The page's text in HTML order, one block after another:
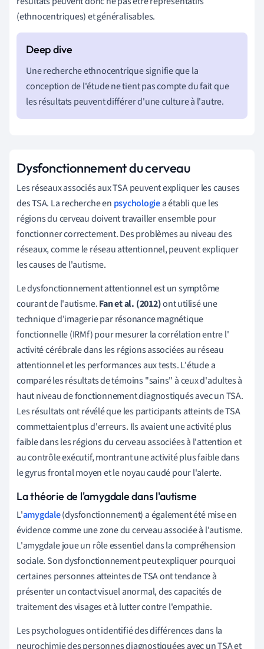
(ethnocentriques) et généralisables.
Une recherche ethnocentrique signifie que la
conception de l'étude ne tient pas compte du fait que
les résultats peuvent différer d'une culture à l'autre.
Dysfonctionnement du cerveau
Les réseaux associés aux TSA peuvent expliquer les causes
des TSA. La recherche en psychologiea établi que les
régions du cerveau doivent travailler ensemble pour
fonctionner correctement. Des problèmes au niveau des
réseaux, comme le réseau attentionnel, peuvent expliquer
les causes de l'autisme.
Le dysfonctionnement attentionnel est un symptôme
courant de l'autisme.Fan et al. (2012)ont utilisé une
technique d'imageriepar résonance magnétique
fonctionnelle(IRMf) pour mesurer lacorrélation entre l'
activité cérébrale dans les régions associées au réseau
attentionnel et les performances aux tests. L'étude a
comparé les résultats de témoins "sains" à ceux d'adultes à
haut niveau de fonctionnement diagnostiqués avec un TSA.
Les résultats ont révélé que les participants atteints de TSA
commettaient plus d'erreurs. Ils avaient une activité plus
faible dans les régions du cerveau associées à l'attention et
au contrôle exécutif, montrant une activité plus faible dans
le gyrus frontal moyen et le noyau caudé pour l'alerte.
La théorie de l'amygdale dans l'autisme
L'amygdale(dysfonctionnement) a également été mise en
évidence comme une zone du cerveau associée à l'autisme.
L'amygdale joue un rôle essentiel dans la compréhension
sociale. Son dysfonctionnement peut expliquer pourquoi
certaines personnes atteintes de TSA ont tendance à
présenter un contact visuel anormal, des capacités de
traitement des visages et à lutter contre l'empathie.
Les psychologues ont identifié des différences dans la
neurochimie des personnes diagnostiquées avec un TSA et